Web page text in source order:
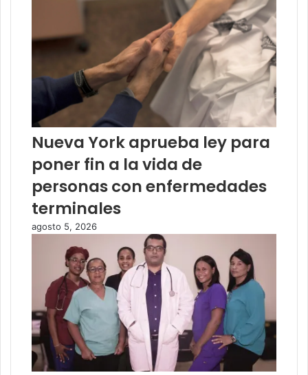
Nueva York aprueba ley para
poner fin a la vida de
personas con enfermedades
terminales
agosto 5, 2026